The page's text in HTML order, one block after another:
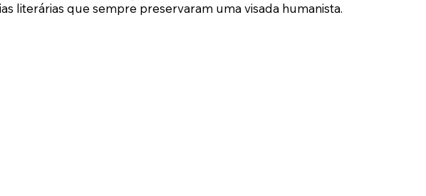
literárias que sempre preservaram uma visada humanista.